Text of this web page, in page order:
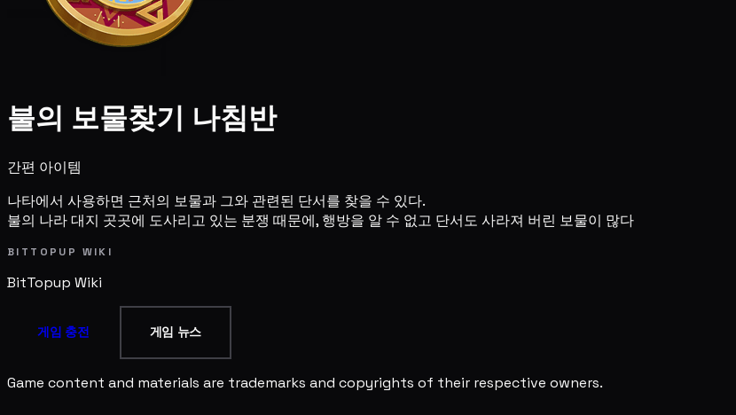
불의 보물찾기 나침반
간편 아이템
나타에서 사용하면 근처의 보물과 그와 관련된 단서를 찾을 수 있다.
불의 나라 대지 곳곳에 도사리고 있는 분쟁 때문에, 행방을 알 수 없고 단서도 사라져 버린 보물이 많다
BITTOPUP WIKI
BitTopup Wiki
게임 충전 게임 뉴스
Game content and materials are trademarks and copyrights of their respective owners.